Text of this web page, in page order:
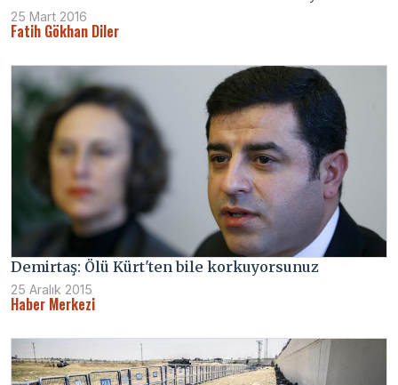
25 Mart 2016
Fatih Gökhan Diler
Demirtaş: Ölü Kürt'ten bile korkuyorsunuz
25 Aralık 2015
Haber Merkezi